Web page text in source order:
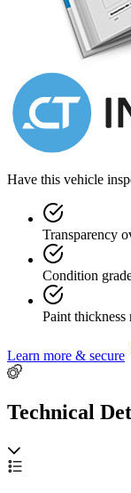
and if relating to its
for all purposes of
the goods without
themselves are
liked.
Have this vehicle
Transparency
Condition
Paint thickness
Learn more & secure
Technical